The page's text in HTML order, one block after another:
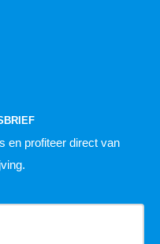
en profiteer direct van